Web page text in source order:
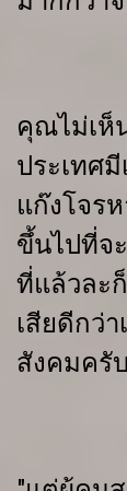
คุณไม่เห็
ประเทศ
แก๊งโจร
ขึ้นไปที่จ
ที่แล้วละ
เสียดีกว่
สังคมครั